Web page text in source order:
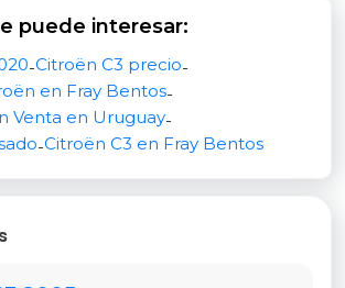
puede interesar:
-Citroën C3 precio-
en Fray Bentos-
Venta en Uruguay-
-Citroën C3 en Fray Bentos